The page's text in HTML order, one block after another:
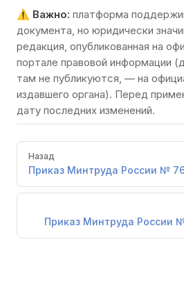
⚠️ Важно: платформа
документа, но юридически
редакция, опубликованная на
портале правовой информации
там не публикуются, — на
издавшего органа). Перед
дату последних изменений.
Pager
Назад
Приказ Минтруда России №
Приказ Минтруда России